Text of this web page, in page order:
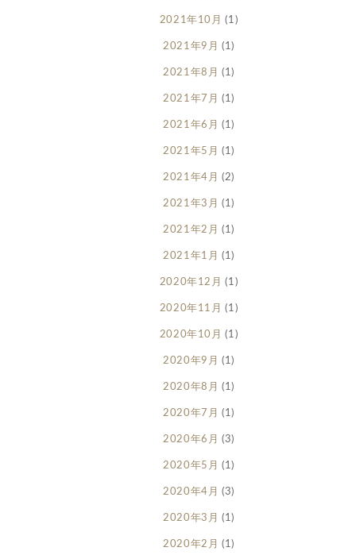
2021年10月 (1)
2021年9月 (1)
2021年8月 (1)
2021年7月 (1)
2021年6月 (1)
2021年5月 (1)
2021年4月 (2)
2021年3月 (1)
2021年2月 (1)
2021年1月 (1)
2020年12月 (1)
2020年11月 (1)
2020年10月 (1)
2020年9月 (1)
2020年8月 (1)
2020年7月 (1)
2020年6月 (3)
2020年5月 (1)
2020年4月 (3)
2020年3月 (1)
2020年2月 (1)